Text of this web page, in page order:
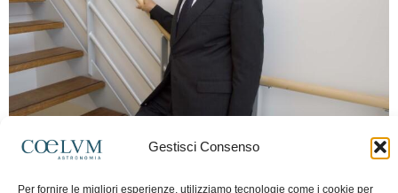
Gestisci Consenso
Per fornire le migliori esperienze, utilizziamo tecnologie come i cookie per
Frida Paolella - 16 Giugno 2026 0
spaziale europea e della missione Planck. Il dialogo ripercorre i principali